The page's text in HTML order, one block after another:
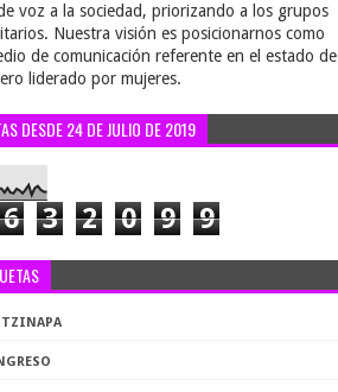
voz a la sociedad, priorizando a los grupos
Nuestra visión es posicionarnos como
de comunicación referente en el estado de
liderado por mujeres.
DESDE 24 DE JULIO DE 2019
6 3 2 0 9 9